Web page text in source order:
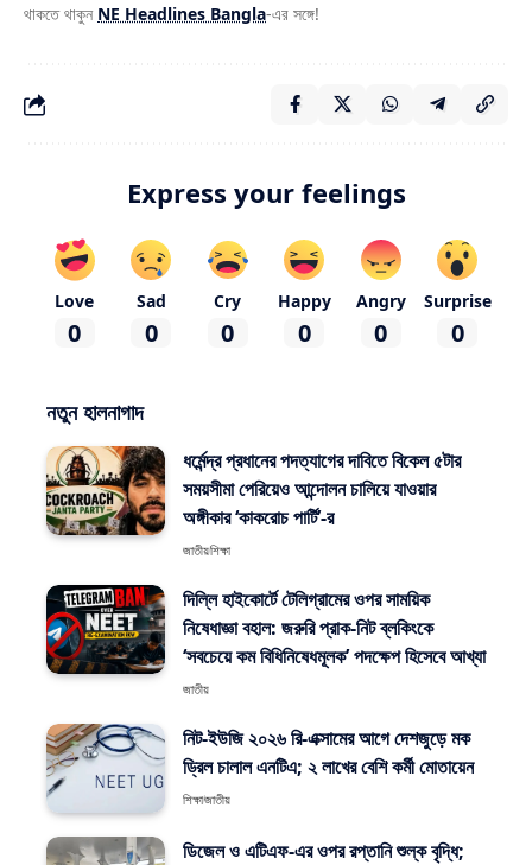
থাকতে থাকুন NE Headlines Bangla-এর সঙ্গে!
Express your feelings
Love
0
Sad
0
Cry
0
Happy
0
Angry
0
Surprise
0
নতুন হালনাগাদ
ধর্মেন্দ্র প্রধানের পদত্যাগের দাবিতে বিকেল ৫টার
সময়সীমা পেরিয়েও আন্দোলন চালিয়ে যাওয়ার
অঙ্গীকার ‘কাকরোচ পার্টি’-র
জাতীয়শিক্ষা
দিল্লি হাইকোর্টে টেলিগ্রামের ওপর সাময়িক
নিষেধাজ্ঞা বহাল: জরুরি প্রাক-নিট ব্লকিংকে
‘সবচেয়ে কম বিধিনিষেধমূলক’ পদক্ষেপ হিসেবে আখ্যা
জাতীয়
নিট-ইউজি ২০২৬ রি-এক্সামের আগে দেশজুড়ে মক
ড্রিল চালাল এনটিএ; ২ লাখের বেশি কর্মী মোতায়েন
শিক্ষাজাতীয়
ডিজেল ও এটিএফ-এর ওপর রপ্তানি শুল্ক বৃদ্ধি;